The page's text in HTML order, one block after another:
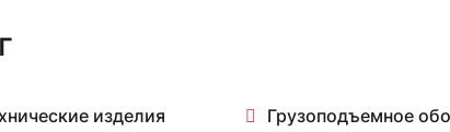
изделия
Грузоподъемное